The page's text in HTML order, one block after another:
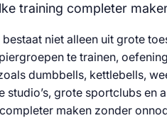
training completer
niet alleen uit grote
te trainen,
dumbbells, kettlebells,
studio’s, grote sportclubs en
maken zonder